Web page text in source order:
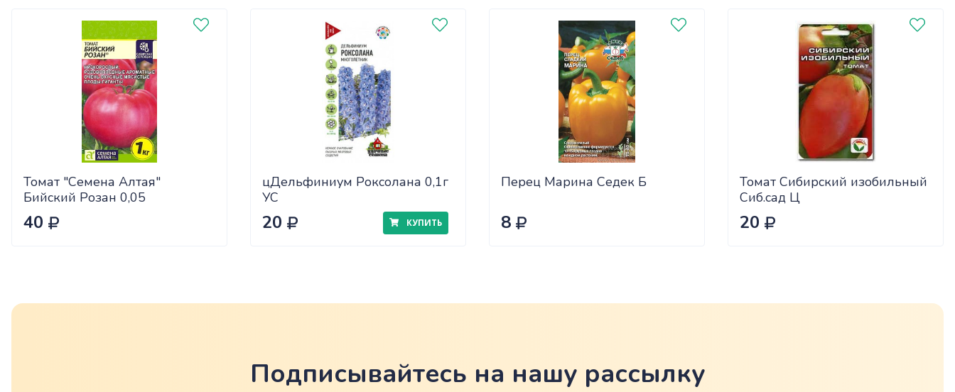
Томат "Семена Алтая"
Бийский Розан 0,05
40
цДельфиниум Роксолана 0,1г
УС
20 КУПИТЬ
Перец Марина Седек Б
8
Томат Сибирский изобильный
Сиб.сад Ц
20
Подписывайтесь на нашу рассылку